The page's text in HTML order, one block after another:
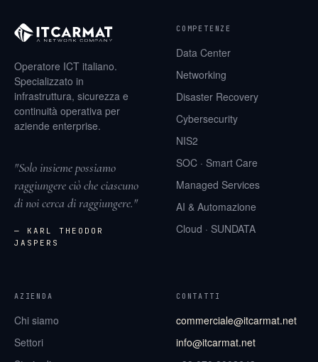
Operatore ICT italiano.
Specializzato in
infrastruttura, sicurezza e
continuità operativa per
aziende enterprise.
"Solo insieme possiamo
raggiungere ciò che ciascuno
di noi cerca di raggiungere."
— KARL THEODOR
JASPERS
COMPETENZE
Data Center
Networking
Disaster Recovery
Cybersecurity
NIS2
SOC · Smart Care
Managed Services
AI & Automazione
Cloud · SUNDATA
AZIENDA
Chi siamo
Settori
CONTATTI
commerciale@itcarmat.net
info@itcarmat.net